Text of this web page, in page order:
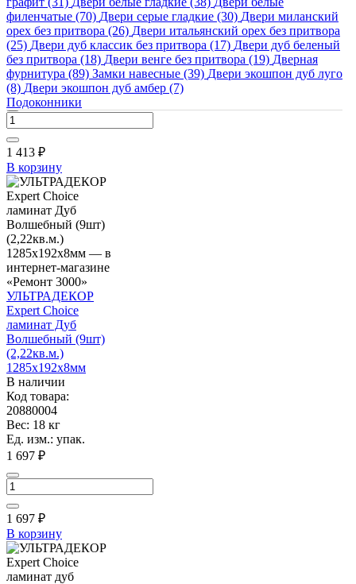
филенчатые (70) Двери серые гладкие (30) Двери миланский
орех без притвора (26) Двери итальянский орех без притвора
(25) Двери дуб классик без притвора (17) Двери дуб беленый
без притвора (18) Двери венге без притвора (19) Дверная
фурнитура (89) Замки навесные (39) Двери экошпон дуб луго
(8) Двери экошпон дуб амбер (7)
Подоконники
В наличии
Код товара:
20880003
Вес: 18 кг
Ед. изм.: упак.
1 413 ₽
1 413 ₽
В корзину
УЛЬТРАДЕКОР
Expert Choice
ламинат Дуб
Волшебный (9шт)
(2,22кв.м.)
1285х192х8мм
В наличии
Код товара:
20880004
Вес: 18 кг
Ед. изм.: упак.
1 697 ₽
1 697 ₽
В корзину